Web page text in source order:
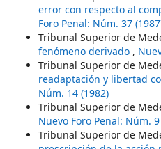
error con respecto al
Foro Penal: Núm. 37
Tribunal Superior de
fenómeno derivado ,
Tribunal Superior de
readaptación y libertad
Núm. 14 (1982)
Tribunal Superior de
Nuevo Foro Penal: Núm.
Tribunal Superior de